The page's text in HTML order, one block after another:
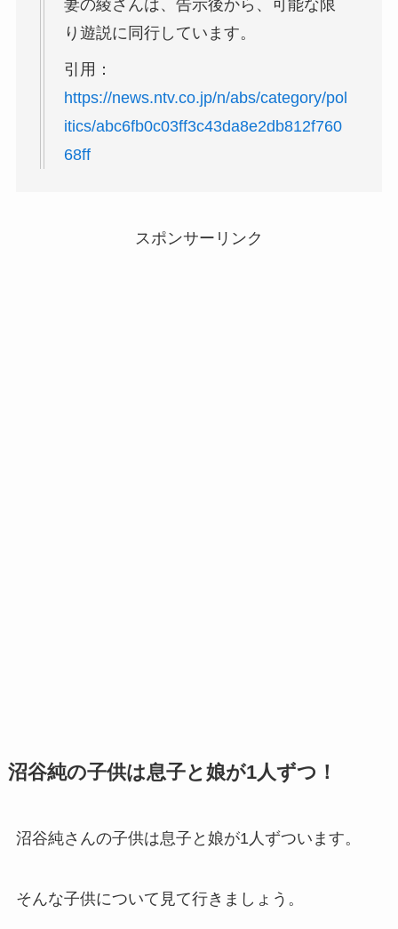
妻の綾さんは、告示後から、可能な限
り遊説に同行しています。
引用：
https://news.ntv.co.jp/n/abs/category/pol
itics/abc6fb0c03ff3c43da8e2db812f760
68ff
スポンサーリンク
沼谷純の子供は息子と娘が1人ずつ！
沼谷純さんの子供は息子と娘が1人ずついます。
そんな子供について見て行きましょう。